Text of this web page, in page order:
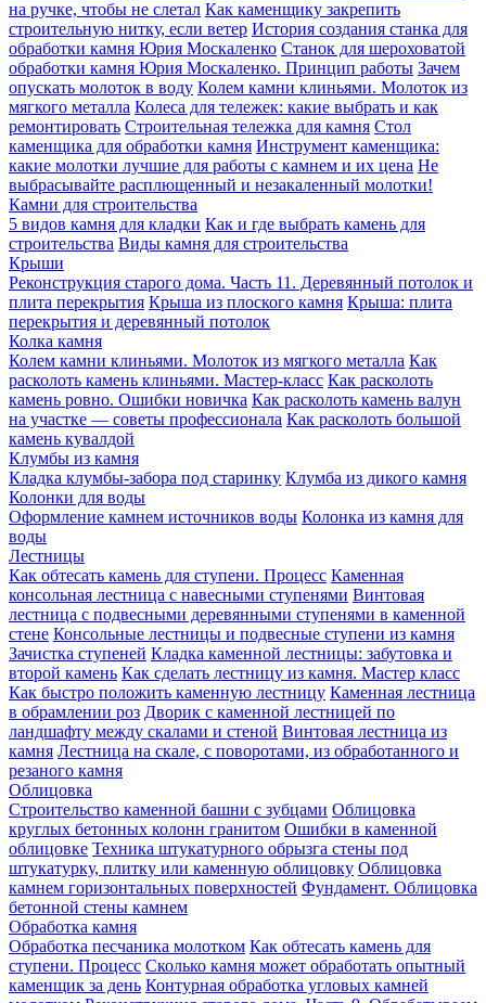
на ручке, чтобы не слетал Как каменщику закрепить
строительную нитку, если ветер История создания станка для
обработки камня Юрия Москаленко Станок для шероховатой
обработки камня Юрия Москаленко. Принцип работы Зачем
опускать молоток в воду Колем камни клиньями. Молоток из
мягкого металла Колеса для тележек: какие выбрать и как
ремонтировать Строительная тележка для камня Стол
каменщика для обработки камня Инструмент каменщика:
какие молотки лучшие для работы с камнем и их цена Не
выбрасывайте расплющенный и незакаленный молотки!
Камни для строительства
5 видов камня для кладки Как и где выбрать камень для
строительства Виды камня для строительства
Крыши
Реконструкция старого дома. Часть 11. Деревянный потолок и
плита перекрытия Крыша из плоского камня Крыша: плита
перекрытия и деревянный потолок
Колка камня
Колем камни клиньями. Молоток из мягкого металла Как
расколоть камень клиньями. Мастер-класс Как расколоть
камень ровно. Ошибки новичка Как расколоть камень валун
на участке — советы профессионала Как расколоть большой
камень кувалдой
Клумбы из камня
Кладка клумбы-забора под старинку Клумба из дикого камня
Колонки для воды
Оформление камнем источников воды Колонка из камня для
воды
Лестницы
Как обтесать камень для ступени. Процесс Каменная
консольная лестница с навесными ступенями Винтовая
лестница с подвесными деревянными ступенями в каменной
стене Консольные лестницы и подвесные ступени из камня
Зачистка ступеней Кладка каменной лестницы: забутовка и
второй камень Как сделать лестницу из камня. Мастер класс
Как быстро положить каменную лестницу Каменная лестница
в обрамлении роз Дворик с каменной лестницей по
ландшафту между скалами и стеной Винтовая лестница из
камня Лестница на скале, с поворотами, из обработанного и
резаного камня
Облицовка
Строительство каменной башни с зубцами Облицовка
круглых бетонных колонн гранитом Ошибки в каменной
облицовке Техника штукатурного обрызга стены под
штукатурку, плитку или каменную облицовку Облицовка
камнем горизонтальных поверхностей Фундамент. Облицовка
бетонной стены камнем
Обработка камня
Обработка песчаника молотком Как обтесать камень для
ступени. Процесс Сколько камня может обработать опытный
каменщик за день Контурная обработка угловых камней